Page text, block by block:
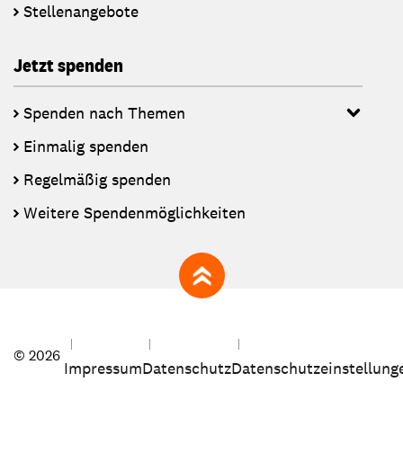
Stellenangebote
Jetzt spenden
Spenden nach Themen
Einmalig spenden
Regelmäßig spenden
Weitere Spendenmöglichkeiten
zum Seitenanfang
© 2026
ImpressumDatenschutz